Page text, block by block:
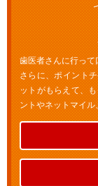
歯医者さんに行っ
さらに、ポイント
ットがもらえて、
ントやネットマイ